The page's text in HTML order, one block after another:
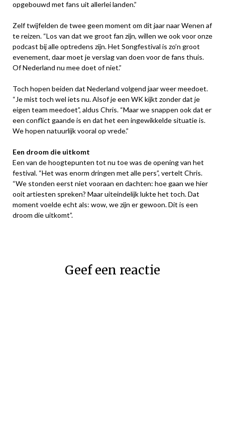
opgebouwd met fans uit allerlei landen.”
Zelf twijfelden de twee geen moment om dit jaar naar Wenen af
te reizen. “Los van dat we groot fan zijn, willen we ook voor onze
podcast bij alle optredens zijn. Het Songfestival is zo’n groot
evenement, daar moet je verslag van doen voor de fans thuis.
Of Nederland nu mee doet of niet.”
Toch hopen beiden dat Nederland volgend jaar weer meedoet.
“Je mist toch wel iets nu. Alsof je een WK kijkt zonder dat je
eigen team meedoet”, aldus Chris. “Maar we snappen ook dat er
een conflict gaande is en dat het een ingewikkelde situatie is.
We hopen natuurlijk vooral op vrede.”
Een droom die uitkomt
Een van de hoogtepunten tot nu toe was de opening van het
festival. “Het was enorm dringen met alle pers”, vertelt Chris.
“We stonden eerst niet vooraan en dachten: hoe gaan we hier
ooit artiesten spreken? Maar uiteindelijk lukte het toch. Dat
moment voelde echt als: wow, we zijn er gewoon. Dit is een
droom die uitkomt”.
Geef een reactie